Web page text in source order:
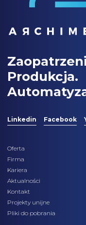
Produkcja.
Linkedin Facebook
Oferta
Firma
Kariera
Aktualności
Kontakt
Projekty unijne
Pliki do pobrania